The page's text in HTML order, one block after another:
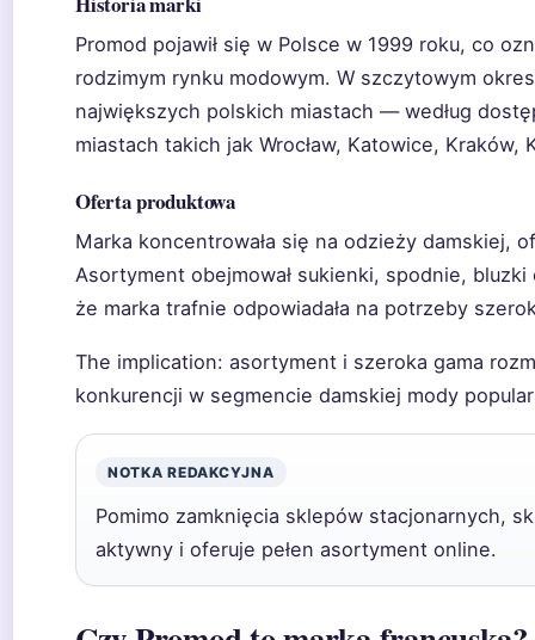
Promod pojawił się w Polsce w 1999 roku, co
rodzimym rynku modowym. W szczytowym
największych polskich miastach — według
miastach takich jak Wrocław, Katowice, Kraków,
Oferta produktowa
Marka koncentrowała się na odzieży damskiej,
Asortyment obejmował sukienki, spodnie,
że marka trafnie odpowiadała na potrzeby
The implication: asortyment i szeroka gama
konkurencji w segmencie damskiej mody
NOTKA REDAKCYJNA
Pomimo zamknięcia sklepów stacjonarnych,
aktywny i oferuje pełen asortyment online.